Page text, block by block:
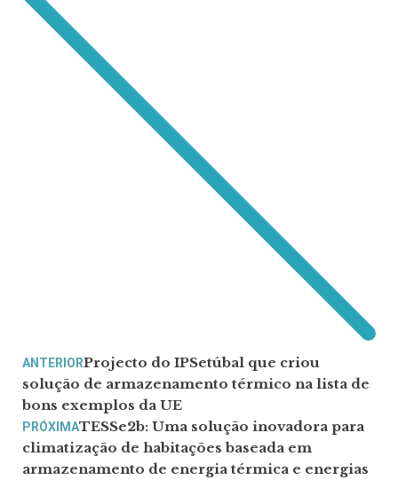
ANTERIORProjecto do IPSetúbal que criou
solução de armazenamento térmico na lista de
bons exemplos da UE
PRÓXIMATESSe2b: Uma solução inovadora para
climatização de habitações baseada em
armazenamento de energia térmica e energias